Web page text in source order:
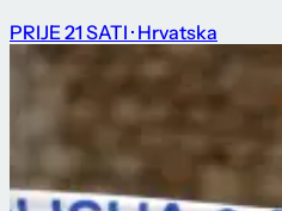
PRIJE 21 SATI · Hrvatska